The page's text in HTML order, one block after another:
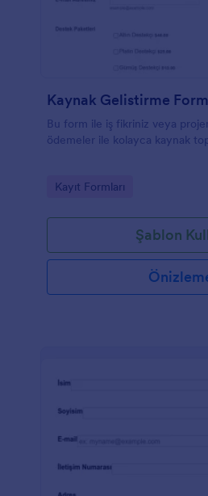
Kaynak Gelistirme
Bu form ile iş fikriniz veya
ödemeler ile kolayca kaynak
Go to Category:
Kayıt Formları
Şablon